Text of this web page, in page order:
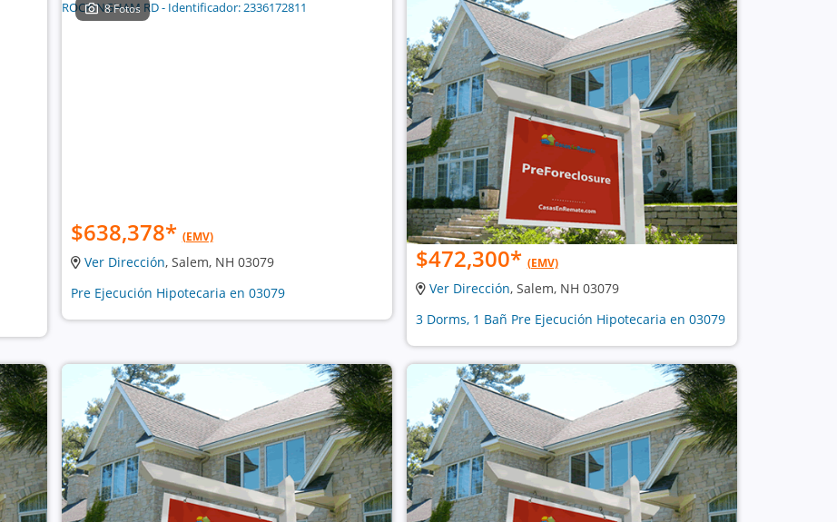
8 Fotos
$638,378* (EMV)
Ver Dirección, Salem, NH 03079
Pre Ejecución Hipotecaria en 03079
$472,300* (EMV)
Ver Dirección, Salem, NH 03079
3 Dorms, 1 Bañ Pre Ejecución Hipotecaria en 03079